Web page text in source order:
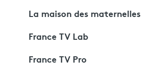
La maison des maternelles
France TV Lab
France TV Pro